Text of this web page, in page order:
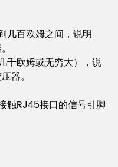
几百欧姆之间，说明
千欧姆或无穷大），说
器。
触RJ45接口的信号引脚